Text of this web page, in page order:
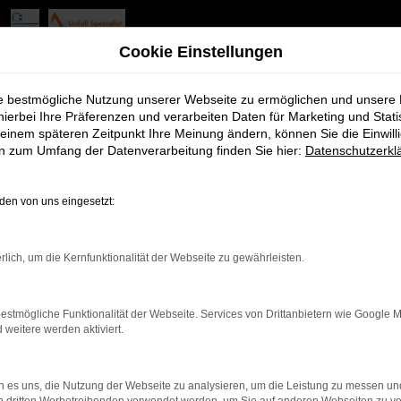
das Laden bestimmter Seiten verhindern. Funktioniert
zu beheben.
auf dem neuesten Stand sind.
sondern kann auch dazu führen, dass bestimmte
Cookie Einstellungen
bestmögliche Nutzung unserer Webseite zu ermöglichen und unsere
Ihre Präferenzen und verarbeiten Daten für Marketing und
späteren Zeitpunkt Ihre Meinung ändern, können Sie die
zum Umfang der Datenverarbeitung finden Sie hier:
von uns eingesetzt:
um die Kernfunktionalität der Webseite zu gewährleisten.
Funktionalität der Webseite. Services von Drittanbietern wie Google
weitere werden aktiviert.
es uns, die Nutzung der Webseite zu analysieren, um die Leistung zu messen